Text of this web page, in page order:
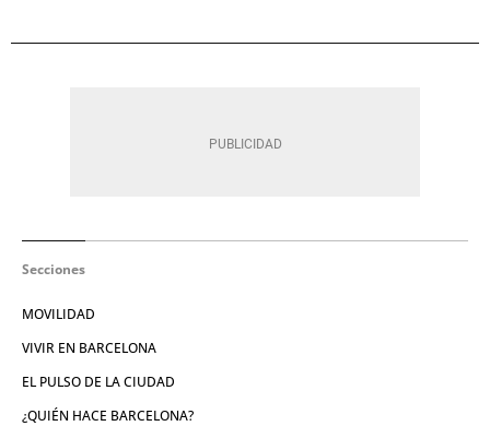
Secciones
MOVILIDAD
VIVIR EN BARCELONA
EL PULSO DE LA CIUDAD
¿QUIÉN HACE BARCELONA?